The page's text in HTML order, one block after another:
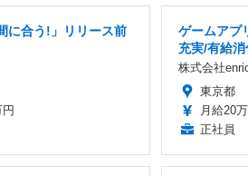
に合う!」リリース前
ゲームアプ
充実/有給
株式会社
東京都
月給20
正社員